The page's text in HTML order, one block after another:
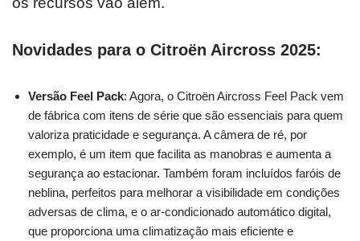
Novidades para o Citroën Aircross 2025:
Versão Feel Pack: Agora, o Citroën Aircross Feel Pack vem
de fábrica com itens de série que são essenciais para quem
valoriza praticidade e segurança. A câmera de ré, por
exemplo, é um item que facilita as manobras e aumenta a
segurança ao estacionar. Também foram incluídos faróis de
neblina, perfeitos para melhorar a visibilidade em condições
adversas de clima, e o ar-condicionado automático digital,
que proporciona uma climatização mais eficiente e